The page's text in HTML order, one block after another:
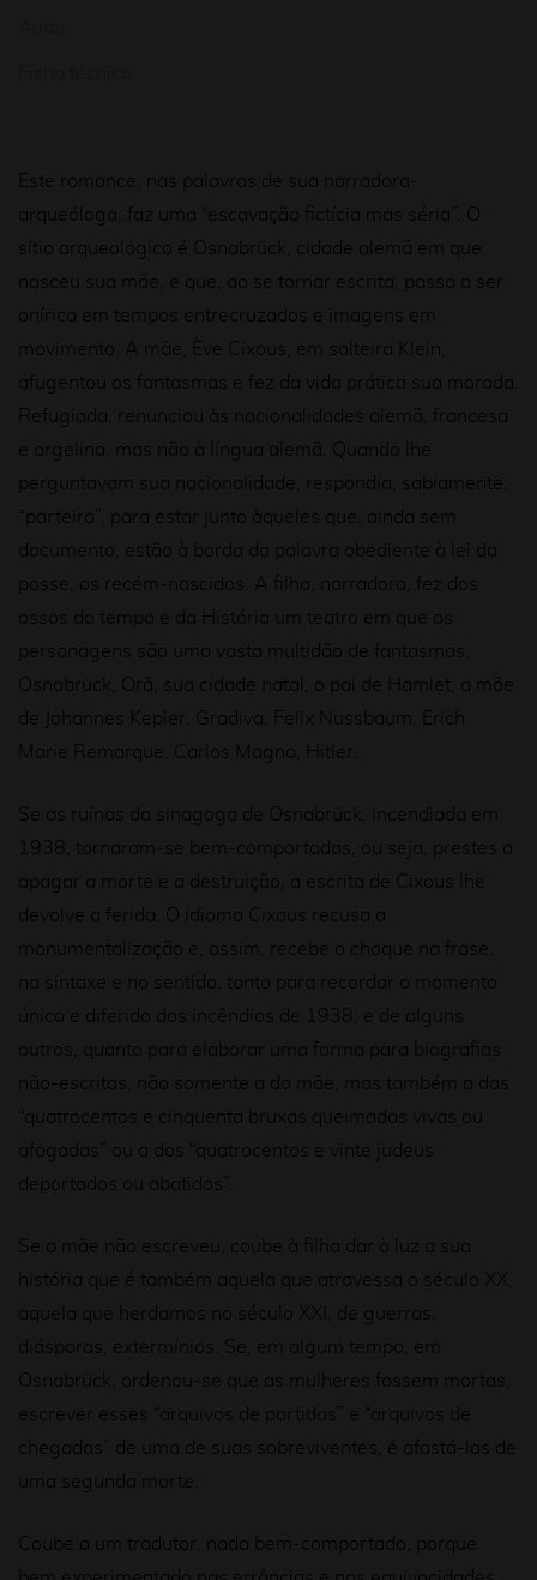
Este romance, nas palavras de sua narradora-
arqueóloga, faz uma “escavação fictícia mas séria”. O
sítio arqueológico é Osnabrück, cidade alemã em que
nasceu sua mãe, e que, ao se tornar escrita, passa a ser
onírica em tempos entrecruzados e imagens em
movimento. A mãe, Ève Cixous, em solteira Klein,
afugentou os fantasmas e fez da vida prática sua morada.
Refugiada, renunciou às nacionalidades alemã, francesa
e argelina, mas não à língua alemã. Quando lhe
perguntavam sua nacionalidade, respondia, sabiamente:
“parteira”, para estar junto àqueles que, ainda sem
documento, estão à borda da palavra obediente à lei da
posse, os recém-nascidos. A filha, narradora, fez dos
ossos do tempo e da História um teatro em que os
personagens são uma vasta multidão de fantasmas:
Osnabrück, Orã, sua cidade natal, o pai de Hamlet, a mãe
de Johannes Kepler, Gradiva, Felix Nussbaum, Erich
Marie Remarque, Carlos Magno, Hitler.
Se as ruínas da sinagoga de Osnabrück, incendiada em
1938, tornaram-se bem-comportadas, ou seja, prestes a
apagar a morte e a destruição, a escrita de Cixous lhe
devolve a ferida. O idioma Cixous
recusa a
monumentalização e, assim, recebe o choque na frase,
na sintaxe e no sentido, tanto para recordar o momento
único e diferido dos incêndios de 1938, e de alguns
outros, quanto para elaborar uma forma para biografias
não-escritas, não somente a da mãe, mas também a das
“quatrocentos e cinquenta bruxas queimadas vivas ou
afogadas” ou a dos “quatrocentos e vinte judeus
deportados ou abatidos”.
Se a mãe não escreveu, coube à filha dar à luz a sua
história que é também aquela que atravessa o século XX,
aquela que herdamos no século XXI, de guerras,
diásporas, extermínios. Se, em algum tempo, em
Osnabrück, ordenou-se que as mulheres fossem mortas,
escrever esses “arquivos de partidas” e “arquivos de
chegadas” de uma de suas sobreviventes, é afastá-las de
uma segunda morte.
Coube a um tradutor, nada bem-comportado, porque